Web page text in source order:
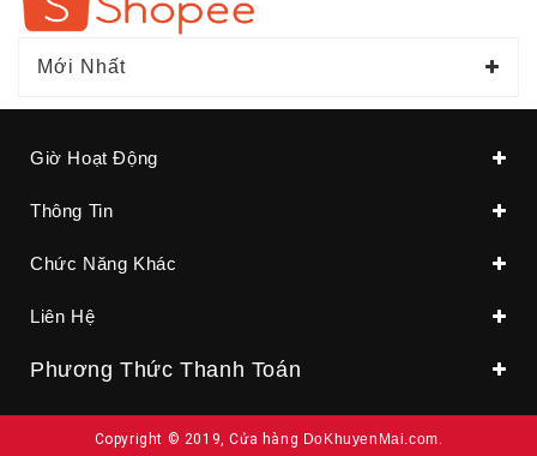
Mới Nhất
Giờ Hoạt Động
Thông Tin
Chức Năng Khác
Liên Hệ
Phương Thức Thanh Toán
Copyright © 2019, Cửa hàng DoKhuyenMai.com